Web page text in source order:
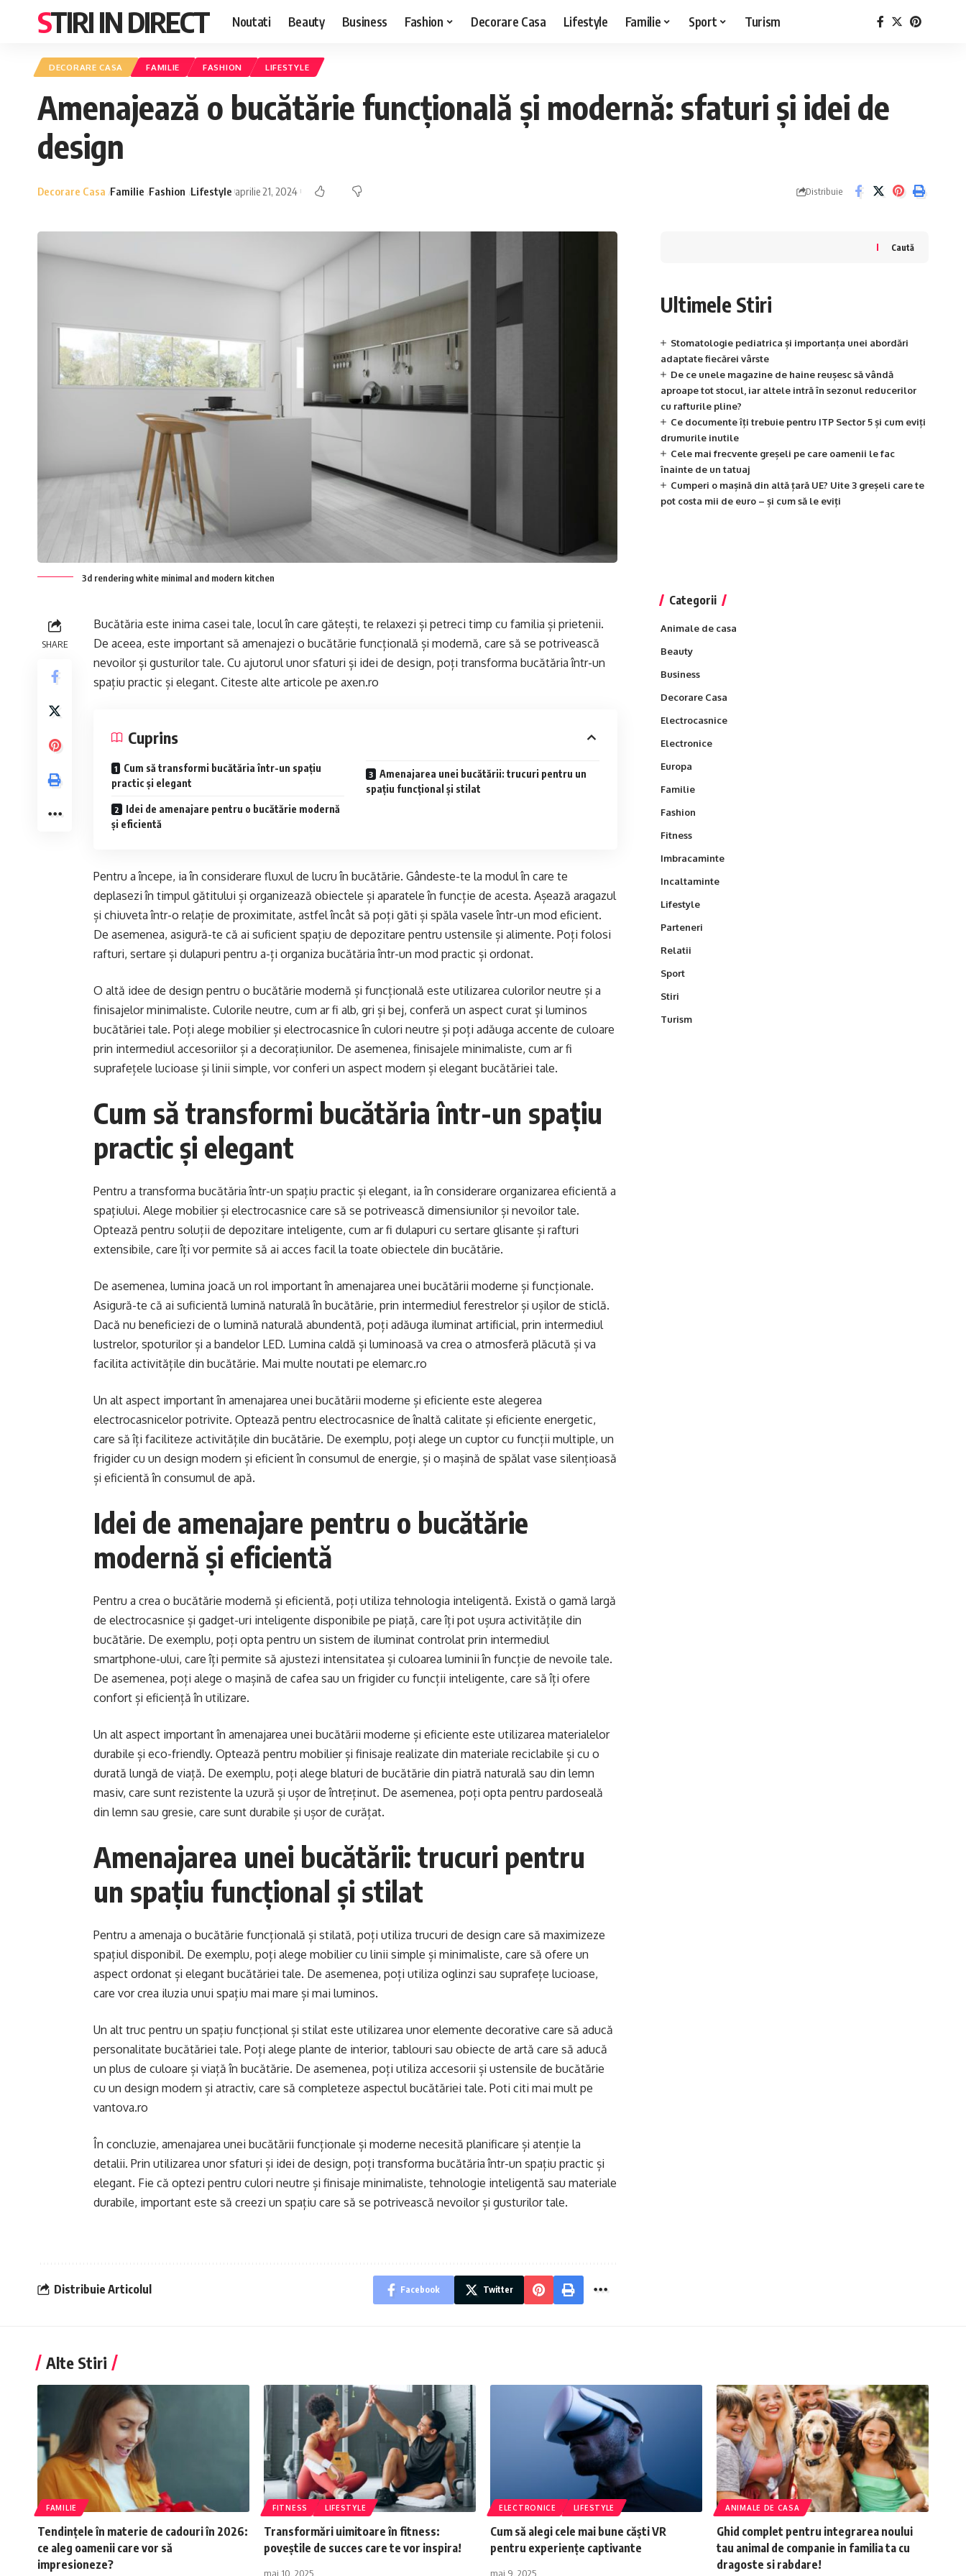
STIRI IN DIRECT Noutati Beauty Business Fashion Decorare Casa Lifestyle Familie Sport Turism
DECORARE CASA FAMILIE FASHION LIFESTYLE
Amenajează o bucătărie funcțională și modernă: sfaturi și idei de
design
Decorare Casa Familie Fashion Lifestyle aprilie 21, 2024 Distribuie
3d rendering white minimal and modern kitchen
SHARE
Bucătăria este inima casei tale, locul în care gătești, te relaxezi și petreci timp cu familia și prietenii.
De aceea, este important să amenajezi o bucătărie funcțională și modernă, care să se potrivească
nevoilor și gusturilor tale. Cu ajutorul unor sfaturi și idei de design, poți transforma bucătăria într-un
spațiu practic și elegant. Citeste alte articole pe axen.ro
Cuprins
Cum să transformi bucătăria într-un spațiu
practic și elegant
Idei de amenajare pentru o bucătărie modernă
și eficientă
Amenajarea unei bucătării: trucuri pentru un
spațiu funcțional și stilat
Pentru a începe, ia în considerare fluxul de lucru în bucătărie. Gândeste-te la modul în care te
deplasezi în timpul gătitului și organizează obiectele și aparatele în funcție de acesta. Așează aragazul
și chiuveta într-o relație de proximitate, astfel încât să poți găti și spăla vasele într-un mod eficient.
De asemenea, asigură-te că ai suficient spațiu de depozitare pentru ustensile și alimente. Poți folosi
rafturi, sertare și dulapuri pentru a-ți organiza bucătăria într-un mod practic și ordonat.
O altă idee de design pentru o bucătărie modernă și funcțională este utilizarea culorilor neutre și a
finisajelor minimaliste. Culorile neutre, cum ar fi alb, gri și bej, conferă un aspect curat și luminos
bucătăriei tale. Poți alege mobilier și electrocasnice în culori neutre și poți adăuga accente de culoare
prin intermediul accesoriilor și a decorațiunilor. De asemenea, finisajele minimaliste, cum ar fi
suprafețele lucioase și linii simple, vor conferi un aspect modern și elegant bucătăriei tale.
Cum să transformi bucătăria într-un spațiu
practic și elegant
Pentru a transforma bucătăria într-un spațiu practic și elegant, ia în considerare organizarea eficientă a
spațiului. Alege mobilier și electrocasnice care să se potrivească dimensiunilor și nevoilor tale.
Optează pentru soluții de depozitare inteligente, cum ar fi dulapuri cu sertare glisante și rafturi
extensibile, care îți vor permite să ai acces facil la toate obiectele din bucătărie.
De asemenea, lumina joacă un rol important în amenajarea unei bucătării moderne și funcționale.
Asigură-te că ai suficientă lumină naturală în bucătărie, prin intermediul ferestrelor și ușilor de sticlă.
Dacă nu beneficiezi de o lumină naturală abundentă, poți adăuga iluminat artificial, prin intermediul
lustrelor, spoturilor și a bandelor LED. Lumina caldă și luminoasă va crea o atmosferă plăcută și va
facilita activitățile din bucătărie. Mai multe noutati pe elemarc.ro
Un alt aspect important în amenajarea unei bucătării moderne și eficiente este alegerea
electrocasnicelor potrivite. Optează pentru electrocasnice de înaltă calitate și eficiente energetic,
care să îți faciliteze activitățile din bucătărie. De exemplu, poți alege un cuptor cu funcții multiple, un
frigider cu un design modern și eficient în consumul de energie, și o mașină de spălat vase silențioasă
și eficientă în consumul de apă.
Idei de amenajare pentru o bucătărie
modernă și eficientă
Pentru a crea o bucătărie modernă și eficientă, poți utiliza tehnologia inteligentă. Există o gamă largă
de electrocasnice și gadget-uri inteligente disponibile pe piață, care îți pot ușura activitățile din
bucătărie. De exemplu, poți opta pentru un sistem de iluminat controlat prin intermediul
smartphone-ului, care îți permite să ajustezi intensitatea și culoarea luminii în funcție de nevoile tale.
De asemenea, poți alege o mașină de cafea sau un frigider cu funcții inteligente, care să îți ofere
confort și eficiență în utilizare.
Un alt aspect important în amenajarea unei bucătării moderne și eficiente este utilizarea materialelor
durabile și eco-friendly. Optează pentru mobilier și finisaje realizate din materiale reciclabile și cu o
durată lungă de viață. De exemplu, poți alege blaturi de bucătărie din piatră naturală sau din lemn
masiv, care sunt rezistente la uzură și ușor de întreținut. De asemenea, poți opta pentru pardoseală
din lemn sau gresie, care sunt durabile și ușor de curățat.
Amenajarea unei bucătării: trucuri pentru
un spațiu funcțional și stilat
Pentru a amenaja o bucătărie funcțională și stilată, poți utiliza trucuri de design care să maximizeze
spațiul disponibil. De exemplu, poți alege mobilier cu linii simple și minimaliste, care să ofere un
aspect ordonat și elegant bucătăriei tale. De asemenea, poți utiliza oglinzi sau suprafețe lucioase,
care vor crea iluzia unui spațiu mai mare și mai luminos.
Un alt truc pentru un spațiu funcțional și stilat este utilizarea unor elemente decorative care să aducă
personalitate bucătăriei tale. Poți alege plante de interior, tablouri sau obiecte de artă care să aducă
un plus de culoare și viață în bucătărie. De asemenea, poți utiliza accesorii și ustensile de bucătărie
cu un design modern și atractiv, care să completeze aspectul bucătăriei tale. Poti citi mai mult pe
vantova.ro
În concluzie, amenajarea unei bucătării funcționale și moderne necesită planificare și atenție la
detalii. Prin utilizarea unor sfaturi și idei de design, poți transforma bucătăria într-un spațiu practic și
elegant. Fie că optezi pentru culori neutre și finisaje minimaliste, tehnologie inteligentă sau materiale
durabile, important este să creezi un spațiu care să se potrivească nevoilor și gusturilor tale.
Distribuie Articolul Facebook Twitter
Caută
Ultimele Stiri
Stomatologie pediatrica și importanța unei abordări
adaptate fiecărei vârste
De ce unele magazine de haine reușesc să vândă
aproape tot stocul, iar altele intră în sezonul reducerilor
cu rafturile pline?
Ce documente îți trebuie pentru ITP Sector 5 și cum eviți
drumurile inutile
Cele mai frecvente greșeli pe care oamenii le fac
înainte de un tatuaj
Cumperi o mașină din altă țară UE? Uite 3 greșeli care te
pot costa mii de euro – și cum să le eviți
Categorii
Animale de casa
Beauty
Business
Decorare Casa
Electrocasnice
Electronice
Europa
Familie
Fashion
Fitness
Imbracaminte
Incaltaminte
Lifestyle
Parteneri
Relatii
Sport
Stiri
Turism
Alte Stiri
FAMILIE
Tendințele în materie de cadouri în 2026:
ce aleg oamenii care vor să
impresioneze?
FITNESS LIFESTYLE
Transformări uimitoare în fitness:
poveștile de succes care te vor inspira!
mai 10, 2025
ELECTRONICE LIFESTYLE
Cum să alegi cele mai bune căști VR
pentru experiențe captivante
mai 9, 2025
ANIMALE DE CASA
Ghid complet pentru integrarea noului
tau animal de companie in familia ta cu
dragoste si rabdare!